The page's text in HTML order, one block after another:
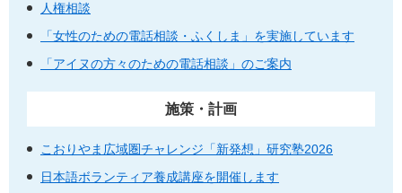
人権相談
「女性のための電話相談・ふくしま」を実施しています
「アイヌの方々のための電話相談」のご案内
施策・計画
こおりやま広域圏チャレンジ「新発想」研究塾2026
日本語ボランティア養成講座を開催します